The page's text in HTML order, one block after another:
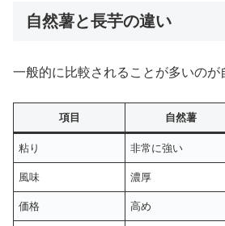
自然薯と長芋の違い
一般的に比較されることが多いのが
項目 自然薯
粘り 非常に強い
風味 濃厚
価格 高め